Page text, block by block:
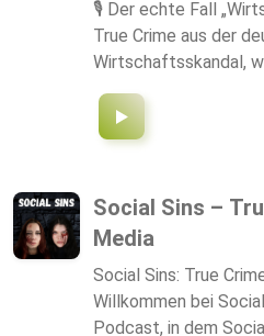
🎙️ Der echte Fall
True Crime aus der
Wirtschaftsskandal,
vorkommt – aber hier
Millionenverluste.
Firmengeflechte.
Familienunternehmen
nach der Wahrheit –
Podcast: Die wahre
„Wirtschaftskrimi
Unveröffentlichte
Beteiligung. Eine
Social Sins –
Media
Social Sins: True
Willkommen bei
Podcast, in dem